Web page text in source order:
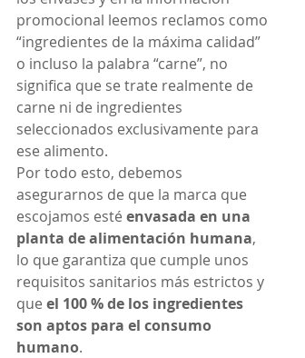
promocional leemos reclamos como
“ingredientes de la máxima calidad”
o incluso la palabra “carne”, no
significa que se trate realmente de
carne ni de ingredientes
seleccionados exclusivamente para
ese alimento.
Por todo esto, debemos
asegurarnos de que la marca que
escojamos esté envasada en una
planta de alimentación humana,
lo que garantiza que cumple unos
requisitos sanitarios más estrictos y
que el 100 % de los ingredientes
son aptos para el consumo
humano.